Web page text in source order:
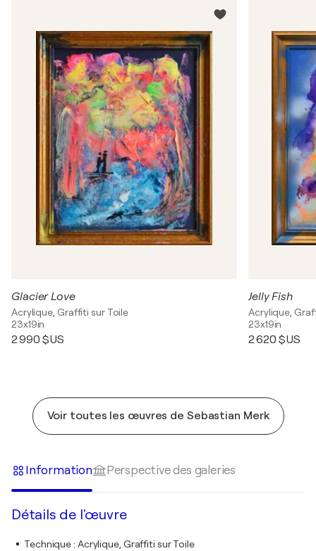
Glacier Love
Acrylique, Graffiti sur Toile
23x19in
2 990 $US
Jelly Fish
Acrylique,
23x19in
2 620 $US
Voir toutes les œuvres de Sebastian Merk
Information Perspective des galeries
Détails de l'œuvre
Technique: Acrylique, Graffiti sur Toile